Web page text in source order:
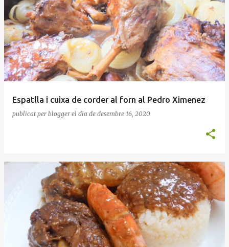
Espatlla i cuixa de corder al forn al Pedro Ximenez
publicat per blogger el dia de desembre 16, 2020